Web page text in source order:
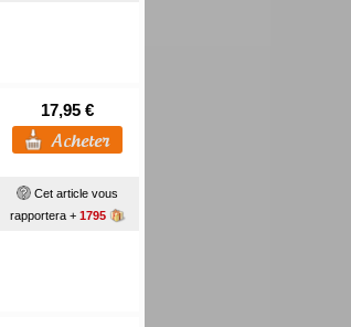
17,95 €
Cet article vous
rapportera + 1795